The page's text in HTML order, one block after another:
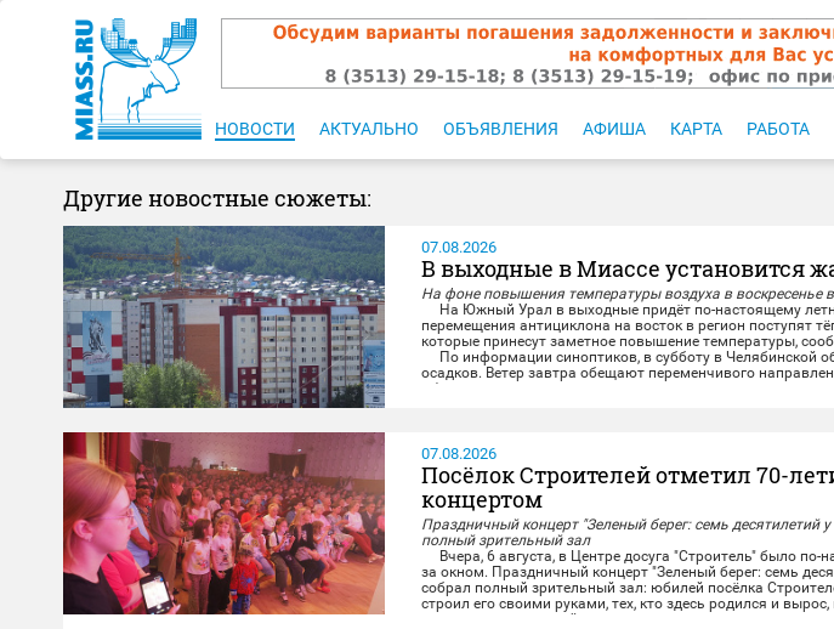
НОВОСТИ АКТУАЛЬНО ОБЪЯВЛЕНИЯ АФИША КАРТА РАБОТА
Другие новостные сюжеты:
07.08.2026
В выходные в Миассе установится
На фоне повышения температуры воздуха в воскресенье
На Южный Урал в выходные придёт по-настоящему
перемещения антициклона на восток в регион поступят
которые принесут заметное повышение температуры,
По информации синоптиков, в субботу в Челябинской
осадков. Ветер завтра обещают переменчивого
м/с, местами порывы...
07.08.2026
Посёлок Строителей отметил 70-
концертом
Праздничный концерт "Зеленый берег: семь десятилетий
полный зрительный зал
Вчера, 6 августа, в Центре досуга "Строитель" было по-
за окном. Праздничный концерт "Зеленый берег: семь
собрал полный зрительный зал: юбилей посёлка
строил его своими руками, тех, кто здесь родился и вырос,
свою историю на этой земле.